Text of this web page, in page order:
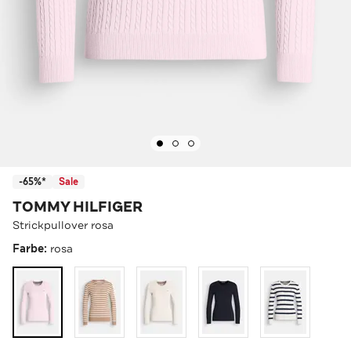
-65%* Sale
TOMMY HILFIGER
Strickpullover rosa
Farbe: rosa